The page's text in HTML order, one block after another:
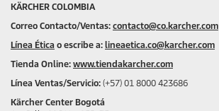
KÄRCHER COLOMBIA
Correo Contacto/Ventas: contacto@co.karcher.com
Línea Ética o escribe a: lineaetica.co@karcher.com
Tienda Online: www.tiendakarcher.com
Línea Ventas/Servicio: (+57) 01 8000 423686
Kärcher Center Bogotá